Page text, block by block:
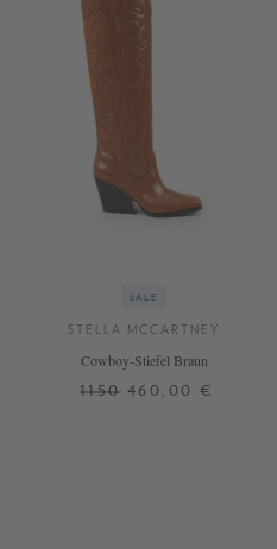
SALE
STELLA MCCARTNEY
Cowboy-Stiefel Braun
1150 460,00 €